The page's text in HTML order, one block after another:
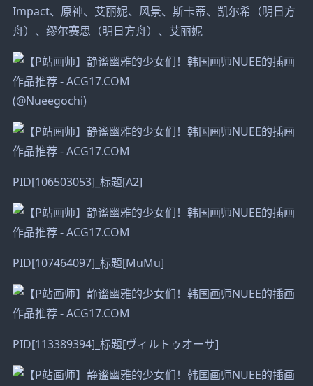
Impact、原神、艾丽妮、风景、斯卡蒂、凯尔希（明日方
舟）、缪尔赛思（明日方舟）、艾丽妮
(@Nueegochi)
PID[106503053]_标题[A2]
PID[107464097]_标题[MuMu]
PID[113389394]_标题[ヴィルトゥオーサ]